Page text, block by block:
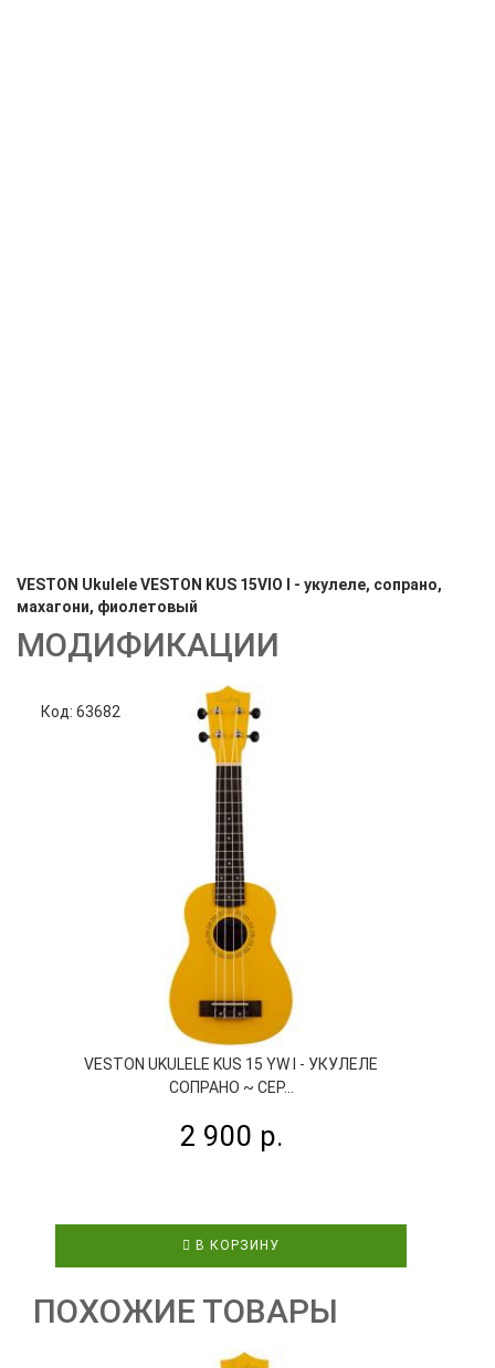
VESTON Ukulele VESTON KUS 15VIO I - укулеле, сопрано,
махагони, фиолетовый
МОДИФИКАЦИИ
Код: 63682
VESTON UKULELE KUS 15 YW I - УКУЛЕЛЕ
СОПРАНО ~ СЕР...
2 900 р.
В КОРЗИНУ
ПОХОЖИЕ ТОВАРЫ